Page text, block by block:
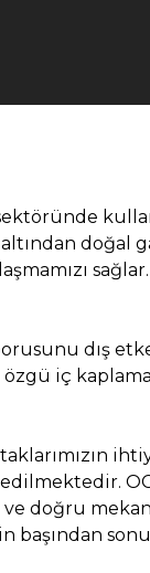
doğal
dış
iç
ve doğru
başından